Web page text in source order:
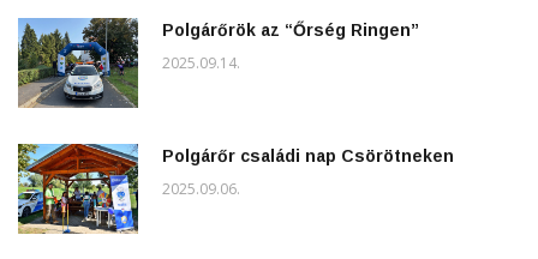
Polgárőrök az “Őrség Ringen”
2025.09.14.
Polgárőr családi nap Csörötneken
2025.09.06.